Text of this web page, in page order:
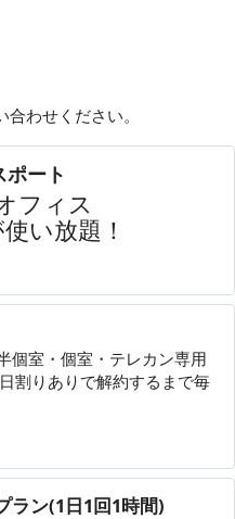
合わせ ください。
ポート
フィス
い放題！
個室・個室・テレカン専用
割りありで解約するまで毎
ラン(1日1回1時間)